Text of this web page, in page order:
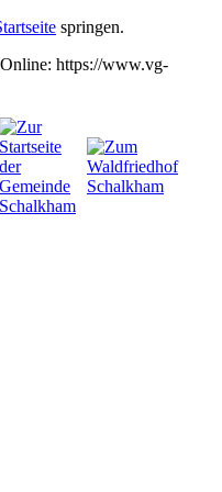
springen.
https://www.vg-